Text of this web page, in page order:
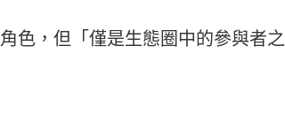
色，但「僅是生態圈中的參與者之